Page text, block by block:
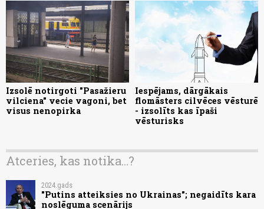
Izsolē notirgoti "Pasažieru
vilciena" vecie vagoni, bet
visus nenopirka
Iespējams, dārgākais
flomāsters cilvēces vēsturē
- izsolīts kas īpaši
vēsturisks
Atceries, kas notika...?
2024.gads
"Putins atteiksies no Ukrainas"; negaidīts kara
noslēguma scenārijs